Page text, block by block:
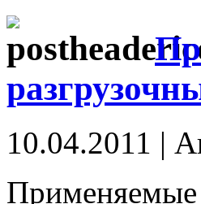
10.04.2011 |
Применяемые